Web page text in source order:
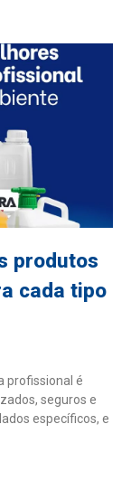
produtos
cada tipo
profissional é
seguros e
específicos, e